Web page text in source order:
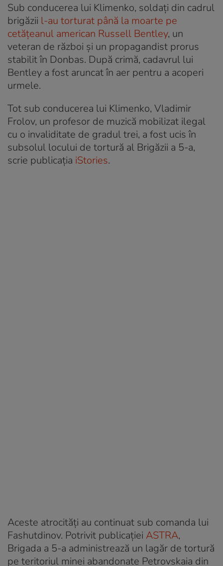
Sub conducerea lui Klimenko, soldați din cadrul
brigăzii l-au torturat până la moarte pe
cetățeanul american Russell Bentley, un
veteran de război și un propagandist prorus
stabilit în Donbas. După crimă, cadavrul lui
Bentley a fost aruncat în aer pentru a acoperi
urmele.
Tot sub conducerea lui Klimenko, Vladimir
Frolov, un profesor de muzică mobilizat ilegal
cu o invaliditate de gradul trei, a fost ucis în
subsolul locului de tortură al Brigăzii a 5-a,
scrie publicația iStories.
Aceste atrocități au continuat sub comanda lui
Fashutdinov. Potrivit publicației ASTRA,
Brigada a 5-a administrează un lagăr de tortură
pe teritoriul minei abandonate Petrovskaia din